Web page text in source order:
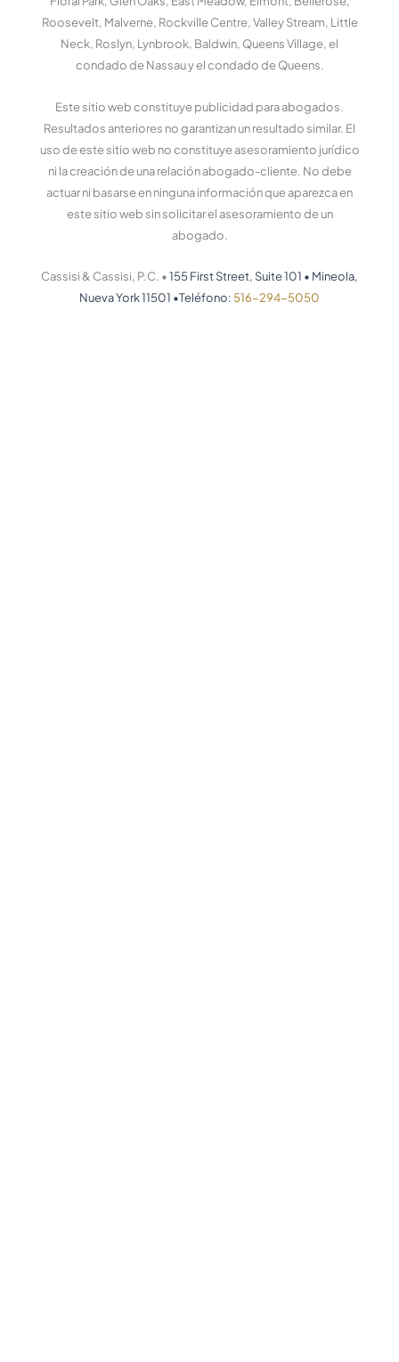
n
Roosevelt, Malverne, Rockville Centre, Valley Stream, Little
Neck, Roslyn, Lynbrook, Baldwin, Queens Village, el
condado de Nassau y el condado de Queens.
Este sitio web constituye publicidad para abogados.
Resultados anteriores no garantizan un resultado similar. El
uso de este sitio web no constituye asesoramiento jurídico
ni la creación de una relación abogado-cliente. No debe
actuar ni basarse en ninguna información que aparezca en
este sitio web sin solicitar el asesoramiento de un
abogado.
Cassisi & Cassisi, P.C. •155 First Street, Suite 101 • Mineola,
Nueva York 11501 •Teléfono: 516-294-5050